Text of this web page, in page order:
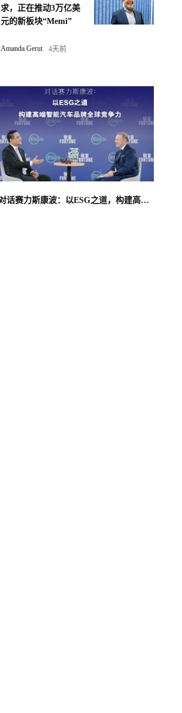
求，正在推动3万亿美
元的新板块“Memi”
Amanda Gerut 4天前
对话赛力斯康波：以ESG之道，构建高端智能汽车品牌全球竞争力